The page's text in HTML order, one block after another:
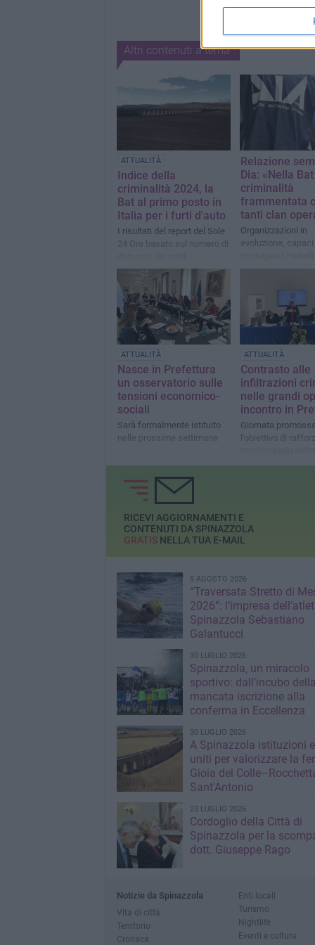
Altri contenuti a tema
ATTUALITÀ
Indice della
criminalità 2024, la
Bat al primo posto in
Italia per i furti d'auto
I risultati del report del Sole
24 Ore basato sul numero di
Relazione
Dia: «Nella
criminalità
frammentata
tanti clan
Organizzazioni in
evoluzione, capaci
"classici" con le
ATTUALITÀ
Nasce in Prefettura
un osservatorio sulle
tensioni economico-
sociali
Sarà formalmente istituito
nelle prossime settimane
ATTUALITÀ
Contrasto alle
infiltrazioni
nelle grandi
incontro in
Giornata
l'obiettivo di
monitoraggio
settore delle
RICEVI AGGIORNAMENTI E
CONTENUTI DA SPINAZZOLA
GRATISNELLA TUA E-MAIL
5 AGOSTO 2026
“Traversata Stretto di
2026”: l’impresa
Spinazzola Sebastiano
Galantucci
30 LUGLIO 2026
Spinazzola, un miracolo
sportivo: dall’incubo della
mancata iscrizione alla
conferma in Eccellenza
30 LUGLIO 2026
A Spinazzola istituzioni
uniti per valorizzare la
Gioia del
Sant'Antonio
23 LUGLIO 2026
Cordoglio della Città di
Spinazzola per la
dott. Giuseppe Rago
Notizie da Spinazzola
Vita di città
Territorio
Cronaca
Enti locali
Turismo
Nightlife
Eventi e cultura